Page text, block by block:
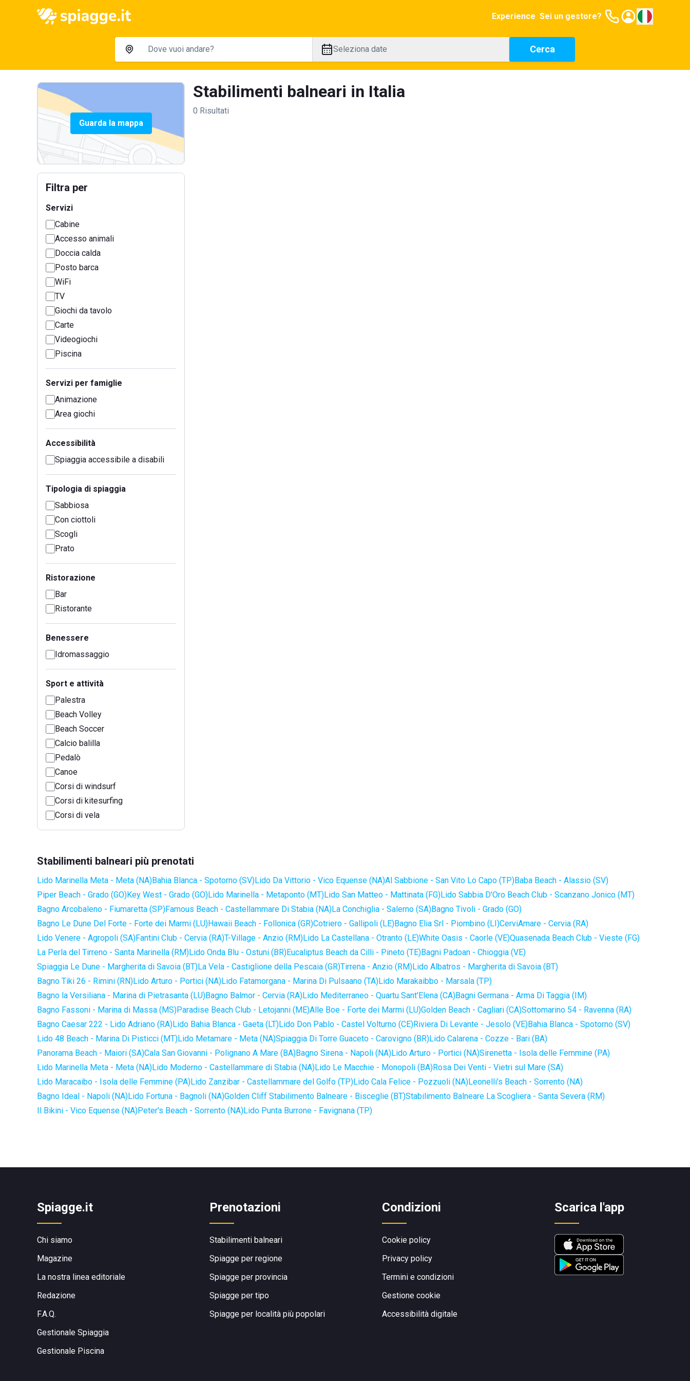
Experience Sei un gestore?
Seleziona date Cerca
Guarda la mappa
Filtra per
Servizi
Cabine
Accesso animali
Doccia calda
Posto barca
WiFi
TV
Giochi da tavolo
Carte
Videogiochi
Piscina
Servizi per famiglie
Animazione
Area giochi
Accessibilità
Spiaggia accessibile a disabili
Tipologia di spiaggia
Sabbiosa
Con ciottoli
Scogli
Prato
Ristorazione
Bar
Ristorante
Benessere
Idromassaggio
Sport e attività
Palestra
Beach Volley
Beach Soccer
Calcio balilla
Pedalò
Canoe
Corsi di windsurf
Corsi di kitesurfing
Corsi di vela
Stabilimenti balneari in Italia
0 Risultati
Stabilimenti balneari più prenotati
Lido Marinella Meta - Meta (NA)Bahia Blanca - Spotorno (SV)Lido Da Vittorio - Vico Equense (NA)Al Sabbione - San Vito Lo Capo (TP)Baba Beach - Alassio (SV)
Piper Beach - Grado (GO)Key West - Grado (GO)Lido Marinella - Metaponto (MT)Lido San Matteo - Mattinata (FG)Lido Sabbia D'Oro Beach Club - Scanzano Jonico (MT)
Bagno Arcobaleno - Fiumaretta (SP)Famous Beach - Castellammare Di Stabia (NA)La Conchiglia - Salerno (SA)Bagno Tivoli - Grado (GO)
Bagno Le Dune Del Forte - Forte dei Marmi (LU)Hawaii Beach - Follonica (GR)Cotriero - Gallipoli (LE)Bagno Elia Srl - Piombino (LI)CerviAmare - Cervia (RA)
Lido Venere - Agropoli (SA)Fantini Club - Cervia (RA)T-Village - Anzio (RM)Lido La Castellana - Otranto (LE)White Oasis - Caorle (VE)Quasenada Beach Club - Vieste (FG)
La Perla del Tirreno - Santa Marinella (RM)Lido Onda Blu - Ostuni (BR)Eucaliptus Beach da Cilli - Pineto (TE)Bagni Padoan - Chioggia (VE)
Spiaggia Le Dune - Margherita di Savoia (BT)La Vela - Castiglione della Pescaia (GR)Tirrena - Anzio (RM)Lido Albatros - Margherita di Savoia (BT)
Bagno Tiki 26 - Rimini (RN)Lido Arturo - Portici (NA)Lido Fatamorgana - Marina Di Pulsaano (TA)Lido Marakaibbo - Marsala (TP)
Bagno la Versiliana - Marina di Pietrasanta (LU)Bagno Balmor - Cervia (RA)Lido Mediterraneo - Quartu Sant'Elena (CA)Bagni Germana - Arma Di Taggia (IM)
Bagno Fassoni - Marina di Massa (MS)Paradise Beach Club - Letojanni (ME)Alle Boe - Forte dei Marmi (LU)Golden Beach - Cagliari (CA)Sottomarino 54 - Ravenna (RA)
Bagno Caesar 222 - Lido Adriano (RA)Lido Bahia Blanca - Gaeta (LT)Lido Don Pablo - Castel Volturno (CE)Riviera Di Levante - Jesolo (VE)Bahia Blanca - Spotorno (SV)
Lido 48 Beach - Marina Di Pisticci (MT)Lido Metamare - Meta (NA)Spiaggia Di Torre Guaceto - Carovigno (BR)Lido Calarena - Cozze - Bari (BA)
Panorama Beach - Maiori (SA)Cala San Giovanni - Polignano A Mare (BA)Bagno Sirena - Napoli (NA)Lido Arturo - Portici (NA)Sirenetta - Isola delle Femmine (PA)
Lido Marinella Meta - Meta (NA)Lido Moderno - Castellammare di Stabia (NA)Lido Le Macchie - Monopoli (BA)Rosa Dei Venti - Vietri sul Mare (SA)
Lido Maracaibo - Isola delle Femmine (PA)Lido Zanzibar - Castellammare del Golfo (TP)Lido Cala Felice - Pozzuoli (NA)Leonelli's Beach - Sorrento (NA)
Bagno Ideal - Napoli (NA)Lido Fortuna - Bagnoli (NA)Golden Cliff Stabilimento Balneare - Bisceglie (BT)Stabilimento Balneare La Scogliera - Santa Severa (RM)
Il Bikini - Vico Equense (NA)Peter's Beach - Sorrento (NA)Lido Punta Burrone - Favignana (TP)
Spiagge.it
Chi siamo
Magazine
La nostra linea editoriale
Redazione
F.A.Q.
Gestionale Spiaggia
Gestionale Piscina
Prenotazioni
Stabilimenti balneari
Spiagge per regione
Spiagge per provincia
Spiagge per tipo
Spiagge per località più popolari
Condizioni
Cookie policy
Privacy policy
Termini e condizioni
Gestione cookie
Accessibilità digitale
Scarica l'app